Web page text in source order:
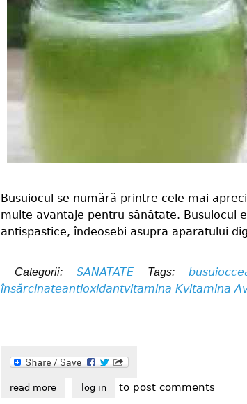
Busuiocul se numără printre cele mai
multe avantaje pentru sănătate. Busuiocul
antispastice, îndeosebi asupra aparatului
Categorii: SANATATE Tags: busuioc
însărcinateantioxidantvitamina Kvitamina A
read moreabout binefacerile busuiocului
log in to post comments